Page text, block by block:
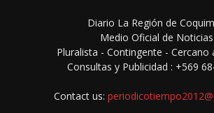
Diario La Región de
Medio Oficial de Noticias
Pluralista - Contingente - Cercano
Consultas y Publicidad : +569
Contact us: